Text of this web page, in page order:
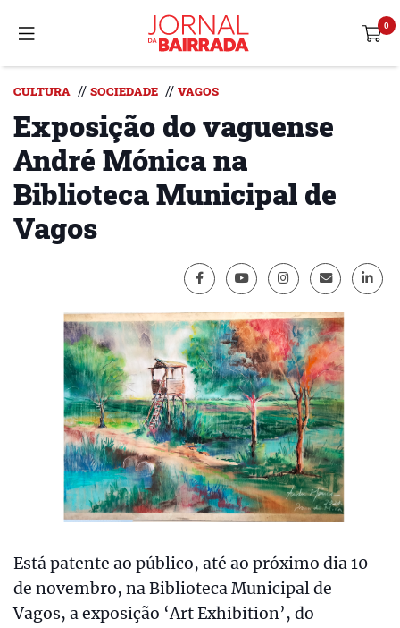
CULTURA // SOCIEDADE // VAGOS
Exposição do vaguense
André Mónica na
Biblioteca Municipal de
Vagos
Está patente ao público, até ao próximo dia 10
de novembro, na Biblioteca Municipal de
Vagos, a exposição ‘Art Exhibition’, do